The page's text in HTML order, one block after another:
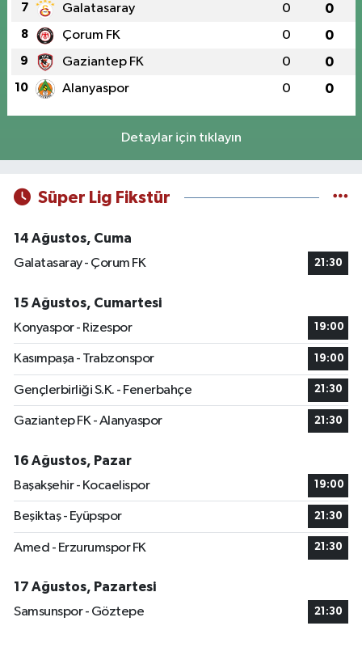
7 Galatasaray 0 0
8 Çorum FK 0 0
9 Gaziantep FK 0 0
10 Alanyaspor 0 0
Detaylar için tıklayın
Süper Lig Fikstür
14 Ağustos, Cuma
Galatasaray - Çorum FK
21:30
15 Ağustos, Cumartesi
Konyaspor - Rizespor
19:00
Kasımpaşa - Trabzonspor 19:00
Gençlerbirliği S.K. - Fenerbahçe 21:30
Gaziantep FK - Alanyaspor 21:30
16 Ağustos, Pazar
Başakşehir - Kocaelispor
19:00
Beşiktaş - Eyüpspor 21:30
Amed - Erzurumspor FK 21:30
17 Ağustos, Pazartesi
Samsunspor - Göztepe
21:30